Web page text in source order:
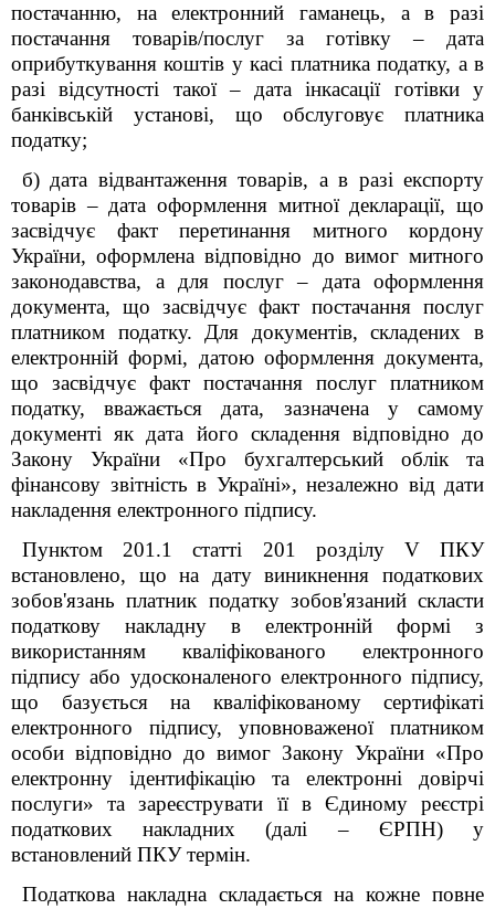
постачанню, на електронний гаманець, а в разі
постачання товарів/послуг за готівку – дата
оприбуткування коштів у касі платника податку, а в
разі відсутності такої – дата інкасації готівки у
банківській установі, що обслуговує платника
податку;
б) дата відвантаження товарів, а в разі експорту
товарів – дата оформлення митної декларації, що
засвідчує факт перетинання митного кордону
України, оформлена відповідно до вимог митного
законодавства, а для послуг – дата оформлення
документа, що засвідчує факт постачання послуг
платником податку. Для документів, складених в
електронній формі, датою оформлення документа,
що засвідчує факт постачання послуг платником
податку, вважається дата, зазначена у самому
документі як дата його складення відповідно до
Закону України «Про бухгалтерський облік та
фінансову звітність в Україні», незалежно від дати
накладення електронного підпису.
Пунктом 201.1 статті 201 розділу V ПКУ
встановлено, що на дату виникнення податкових
зобов'язань платник податку зобов'язаний скласти
податкову накладну в електронній формі з
використанням кваліфікованого електронного
підпису або удосконаленого електронного підпису,
що базується на кваліфікованому сертифікаті
електронного підпису, уповноваженої платником
особи відповідно до вимог Закону України «Про
електронну ідентифікацію та електронні довірчі
послуги» та зареєструвати її в Єдиному реєстрі
податкових накладних (далі – ЄРПН) у
встановлений ПКУ термін.
Податкова накладна складається на кожне повне